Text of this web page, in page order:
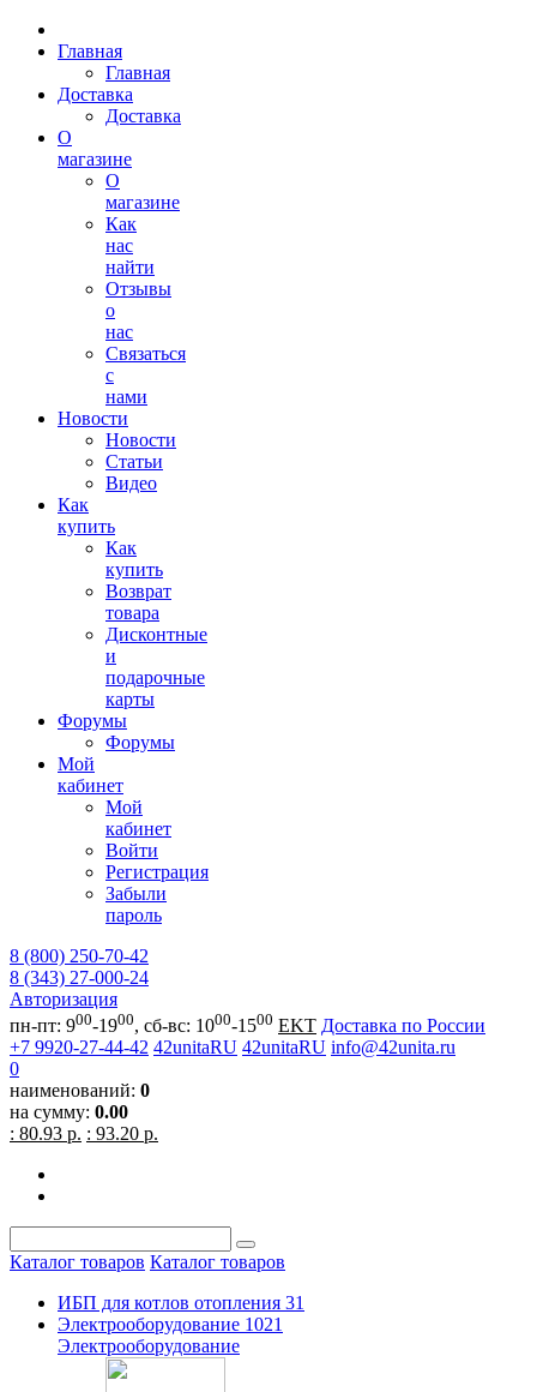
Главная
Главная
Доставка
Доставка
О
магазине
О
магазине
Как
нас
найти
Отзывы
о
нас
Связаться
с
нами
Новости
Новости
Статьи
Видео
Как
купить
Как
купить
Возврат
товара
Дисконтные
и
подарочные
карты
Форумы
Форумы
Мой
кабинет
Мой
кабинет
Войти
Регистрация
Забыли
пароль
8 (800) 250-70-42
8 (343) 27-000-24
Авторизация
пн-пт: 900-1900, сб-вс: 1000-1500 EKT Доставка по России
+7 9920-27-44-42 42unitaRU 42unitaRU info@42unita.ru
0
наименований: 0
на сумму: 0.00
: 80.93 р. : 93.20 р.
Каталог товаров Каталог товаров
ИБП для котлов отопления 31
Электрооборудование 1021
Электрооборудование